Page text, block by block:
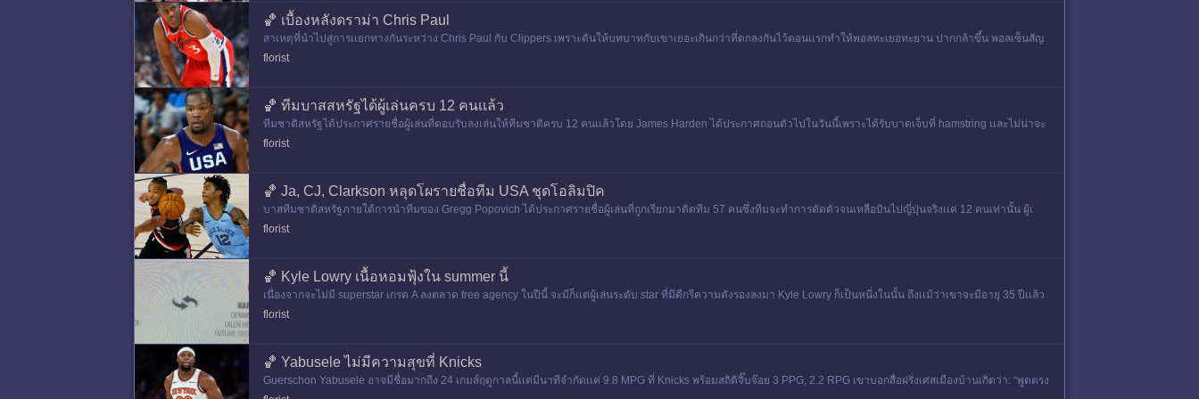
🏀 เบื้องหลังดราม่า Chris Paul
สาเหตุที่นําไปสู่การเเยกทางกันระหว่าง Chris Paul กับ Clippers เพราะดันให้บทบาทกับเขาเยอะเกินกว่าที่ตกลงกันไว้ตอนเเรกทําให้พอลทะเยอทะยาน ปากกล้าขึ้น พอลเซ็นสัญ
ญารับขั้นตํ่า 1 ปี/3.6 ล้านตกลงกันว่าจะเป
florist
🏀 ทีมบาสสหรัฐได้ผู้เล่นครบ 12 คนเเล้ว
ทีมชาติสหรัฐได้ประกาศรายชื่อผู้เล่นที่ตอบรับลงเล่นให้ทีมชาติครบ 12 คนเเล้วโดย James Harden ได้ประกาศถอนตัวไปในวันนี้เพราะได้รับบาดเจ็บที่ hamstring เเละไม่น่าจะ
หายทันโดยรายชื่อ roster ผู้เล่นที่ตอบ co
florist
🏀 Ja, CJ, Clarkson หลุดโผรายชื่อทีม USA ชุดโอลิมปิค
บาสทีมชาติสหรัฐภายใต้การนําทีมของ Gregg Popovich ได้ประกาศรายชื่อผู้เล่นที่ถูกเรียกมาติดทีม 57 คนซึ่งทีมจะทําการตัดตัวจนเหลือบินไปญี่ปุ่นจริงเเค่ 12 คนเท่านั้น ผู้เ
florist
🏀 Kyle Lowry เนื้อหอมฟุ้งใน summer นี้
เนื่องจากจะไม่มี superstar เกรด A ลงตลาด free agency ในปีนี้ จะมีก็เเต่ผู้เล่นระดับ star ที่มีดีกรีความดังรองลงมา Kyle Lowry ก็เป็นหนึ่งในนั้น ถึงเเม้ว่าเขาจะมีอายุ 35 ปีเเล้ว
อีกทั้งมีอาการบาดเจ็บรบ
florist
🏀 Yabusele ไม่มีความสุขที่ Knicks
Guerschon Yabusele อาจมีชื่อมากถึง 24 เกมส์ฤดูกาลนี้เเต่มีนาทีจํากัดเเค่ 9.8 MPG ที่ Knicks พร้อมสถิติจิ๊บจ๊อย 3 PPG, 2.2 RPG เขาบอกสื่อฝรั่งเศสเมืองบ้านเกิดว่า: “พูดตรง
ๆ เลยนะว่ามันยากมากกับส